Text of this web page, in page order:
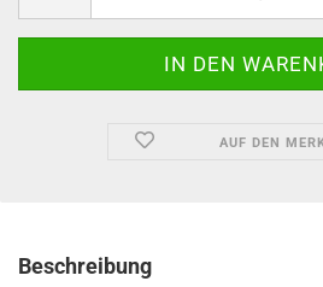
AUF DEN
Beschreibung